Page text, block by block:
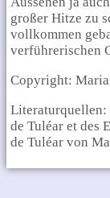
großer Hitze zu
vollkommen
verführerischen
Copyright:
Literaturquellen:
de Tuléar et des
de Tuléar von